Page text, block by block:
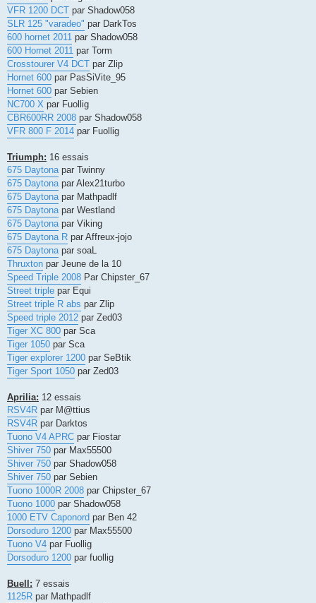
VFR 1200 DCT par Shadow058
SLR 125 "varadeo" par DarkTos
600 hornet 2011 par Shadow058
600 Hornet 2011 par Torm
Crosstourer V4 DCT par Zlip
Hornet 600 par PasSiVite_95
Hornet 600 par Sebien
NC700 X par Fuollig
CBR600RR 2008 par Shadow058
VFR 800 F 2014 par Fuollig
Triumph: 16 essais
675 Daytonapar Twinny
675 Daytonapar Alex21turbo
675 Daytonapar Mathpadlf
675 Daytonapar Westland
675 Daytonapar Viking
675 Daytona R par Affreux-jojo
675 Daytonapar soaL
Thruxton par Jeune de la 10
Speed Triple 2008 Par Chipster_67
Street triple par Equi
Street triple R abs par Zlip
Speed triple 2012 par Zed03
Tiger XC 800 par Sca
Tiger 1050 par Sca
Tiger explorer 1200 par SeBtik
Tiger Sport 1050 par Zed03
Aprilia: 12 essais
RSV4R par M@ttius
RSV4R par Darktos
Tuono V4 APRC par Fiostar
Shiver 750 par Max55500
Shiver 750 par Shadow058
Shiver 750 par Sebien
Tuono 1000R 2008 par Chipster_67
Tuono 1000 par Shadow058
1000 ETV Caponord par Ben 42
Dorsoduro 1200 par Max55500
Tuono V4 par Fuollig
Dorsoduro 1200 par fuollig
Buell: 7 essais
1125R par Mathpadlf